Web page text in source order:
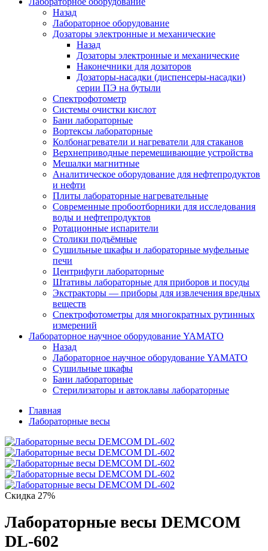
Назад
Лабораторное оборудование
Дозаторы электронные и механические
Назад
Дозаторы электронные и механические
Наконечники для дозаторов
Дозаторы-насадки (диспенсеры-насадки)
серии ПЭ на бутыли
Спектрофотометр
Системы очистки кислот
Бани лабораторные
Вортексы лабораторные
Колбонагреватели и нагреватели для стаканов
Верхнеприводные перемешивающие устройства
Мешалки магнитные
Аналитическое оборудование для нефтепродуктов
и нефти
Плиты лабораторные нагревательные
Современные пробоотборники для исследования
воды и нефтепродуктов
Ротационные испарители
Столики подъёмные
Сушильные шкафы и лабораторные муфельные
печи
Центрифуги лабораторные
Штативы лабораторные для приборов и посуды
Экстракторы — приборы для извлечения вредных
веществ
Спектрофотометры для многократных рутинных
измерений
Лабораторное научное оборудование YAMATO
Назад
Лабораторное научное оборудование YAMATO
Сушильные шкафы
Бани лабораторные
Стерилизаторы и автоклавы лабораторные
Главная
Лабораторные весы
Скидка 27%
Лабораторные весы DEMCOM
DL-602